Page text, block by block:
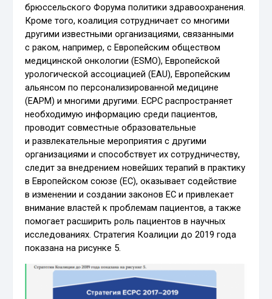
брюссельского Форума политики здравоохранения.
Кроме того, коалиция сотрудничает со многими
другими известными организациями, связанными
с раком, например, с Европейским обществом
медицинской онкологии (ESMO), Европейской
урологической ассоциацией (EAU), Европейским
альянсом по персонализированной медицине
(EAPM) и многими другими. ECPC распространяет
необходимую информацию среди пациентов,
проводит совместные образовательные
и развлекательные мероприятия с другими
организациями и способствует их сотрудничеству,
следит за внедрением новейших терапий в практику
в Европейском союзе (ЕС), оказывает содействие
в изменении и создании законов ЕС и привлекает
внимание властей к проблемам пациентов, а также
помогает расширить роль пациентов в научных
исследованиях. Стратегия Коалиции до 2019 года
показана на рисунке 5.